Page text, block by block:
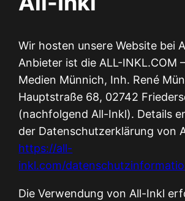
Wir hosten unsere Website bei
Anbieter ist die ALL-INKL.COM
Medien Münnich, Inh. René
Hauptstraße 68, 02742
(nachfolgend All-Inkl). Details
der Datenschutzerklärung von
https://all-
inkl.com/
Die Verwendung von All-Inkl